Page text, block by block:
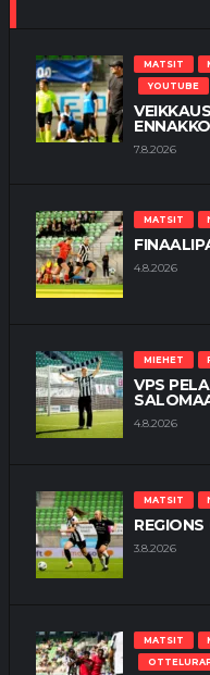
MATSIT
YOUTUBE
ENNAKKO
7.8.2026
MATSIT
4.8.2026
MIEHET
VPS
4.8.2026
MATSIT
REGIONS
3.8.2026
MATSIT